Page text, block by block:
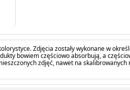
Zdjęcia zostały wykonane w
bowiem częściowo absorbują, a
zdjęć, nawet na skalibrowanych